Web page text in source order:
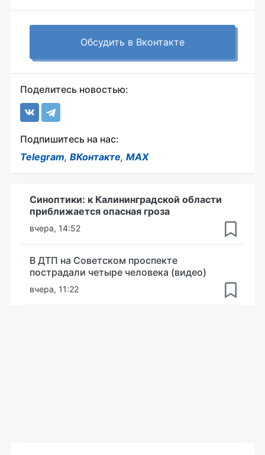
Обсудить в Вконтакте
Поделитесь новостью:
Подпишитесь на нас:
Telegram, ВКонтакте, MAX
Синоптики: к Калининградской области
приближается опасная гроза
вчера, 14:52
В ДТП на Советском проспекте
пострадали четыре человека (видео)
вчера, 11:22